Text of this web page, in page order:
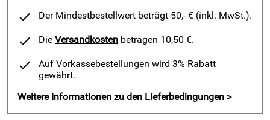
Der Mindestbestellwert beträgt 50,- € (inkl. MwSt.).
Die Versandkosten betragen 10,50 €.
Auf Vorkassebestellungen wird 3% Rabatt
gewährt.
Weitere Informationen zu den Lieferbedingungen >